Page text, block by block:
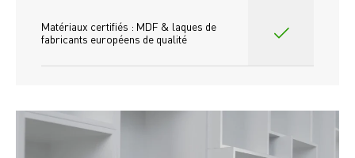
Matériaux certifiés : MDF & laques de
fabricants européens de qualité